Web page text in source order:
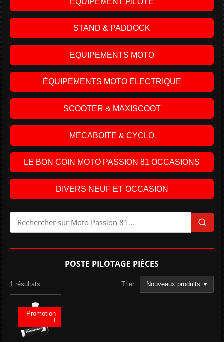
STAND & PADDOCK
EQUIPEMENTS MOTO
ÉQUIPEMENTS MOTO ÉLECTRIQUE
SCOOTER & MAXISCOOT
MECABOITE & CYCLO
LE BON COIN MOTO PASSION 81 OCCASIONS
DIVERS NEUF ET OCCASION
POSTE PILOTAGE PIÈCES
1 résultats Trier:
Promotion
!